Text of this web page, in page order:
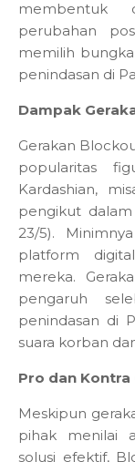
membentuk
perubahan
memilih
penindasan di
Dampak
Gerakan
popularitas
Kardashian,
pengikut
23/5).
platform
mereka.
pengaruh
penindasan di
suara korban
Pro dan
Meskipun
pihak menilai
solusi efektif,